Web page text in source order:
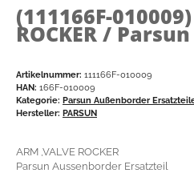
(111166F-010009)
ROCKER /
Artikelnummer: 111166F-010009
HAN: 166F-010009
Kategorie: Parsun Außenborder
Hersteller: PARSUN
ARM ,VALVE ROCKER
Parsun Aussenborder Ersatzteil